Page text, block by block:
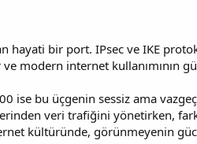
hayati bir port. IPsec ve IKE
modern internet kullanımının
ise bu üçgenin sessiz ama
veri trafiğini yönetirken,
kültüründe, görünmeyenin